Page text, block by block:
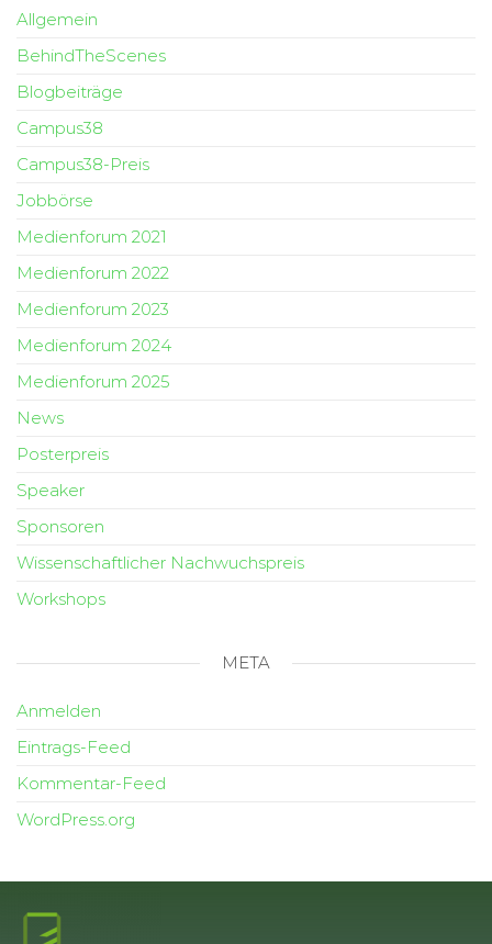
Allgemein
BehindTheScenes
Blogbeiträge
Campus38
Campus38-Preis
Jobbörse
Medienforum 2021
Medienforum 2022
Medienforum 2023
Medienforum 2024
Medienforum 2025
News
Posterpreis
Speaker
Sponsoren
Wissenschaftlicher Nachwuchspreis
Workshops
META
Anmelden
Eintrags-Feed
Kommentar-Feed
WordPress.org